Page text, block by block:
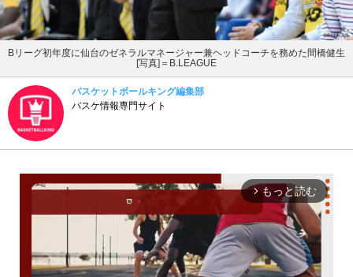
Bリーグ初年度に仙台のゼネラルマネージャー兼ヘッドコーチを務めた間橋健生
[写真]＝B.LEAGUE
バスケットボールキング編集部
バスケ情報専門サイト
arrow_forward_ios もっと読む